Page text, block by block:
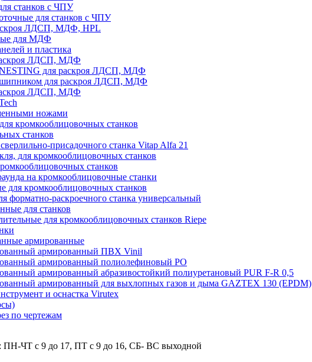
станков с ЧПУ
для станков с ЧПУ
ЛДСП, МДФ, HPL
для МДФ
и пластика
ЛДСП, МДФ
NESTING для раскроя ЛДСП, МДФ
для раскроя ЛДСП, МДФ
ЛДСП, МДФ
ножами
кромкооблицовочных станков
станков
присадочного станка Vitap Alfa 21
для кромкооблицовочных станков
станков
на кромкооблицовочные станки
для кромкооблицовочных станков
форматно-раскроечного станка универсальный
для станков
для кромкооблицовочных станков Riepe
армированные
армированный ПВХ Vinil
армированный полиолефиновый PO
армированный абразивостойкий полиуретановый PUR F-R 0,5
армированный для выхлопных газов и дыма GAZTEX 130 (EPDM)
и оснастка Virutex
по чертежам
ПН-ЧТ с 9 до 17, ПТ с 9 до 16, СБ- ВС выходной